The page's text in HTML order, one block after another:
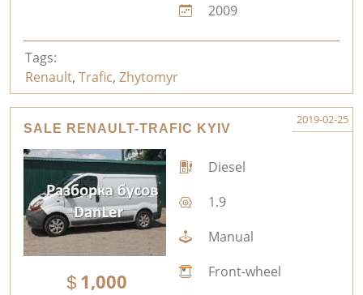
2009
Tags:
Renault, Trafic, Zhytomyr
SALE RENAULT-TRAFIC KYIV
2019-02-25
1,000
Diesel
1.9
Manual
Front-wheel